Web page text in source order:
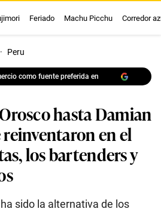
Feriado Machu Picchu Corredor
· Peru
como fuente preferida en
hasta Damian
en el
los bartenders y
sido la alternativa de los